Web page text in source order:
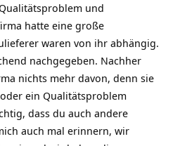
und
hatte eine große
waren von ihr abhängig.
nachgegeben. Nachher
nichts mehr davon, denn sie
ein Qualitätsproblem
dass du auch andere
auch mal erinnern, wir